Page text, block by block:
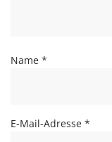
Name *
E-Mail-Adresse *